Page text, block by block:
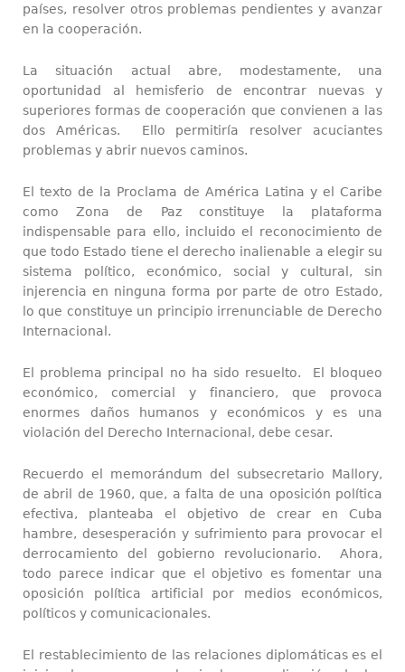
países, resolver otros problemas pendientes y avanzar
en la cooperación.
La situación actual abre, modestamente, una
oportunidad al hemisferio de encontrar nuevas y
superiores formas de cooperación que convienen a las
dos Américas. Ello permitiría resolver acuciantes
problemas y abrir nuevos caminos.
El texto de la Proclama de América Latina y el Caribe
como Zona de Paz constituye la plataforma
indispensable para ello, incluido el reconocimiento de
que todo Estado tiene el derecho inalienable a elegir su
sistema político, económico, social y cultural, sin
injerencia en ninguna forma por parte de otro Estado,
lo que constituye un principio irrenunciable de Derecho
Internacional.
El problema principal no ha sido resuelto. El bloqueo
económico, comercial y financiero, que provoca
enormes daños humanos y económicos y es una
violación del Derecho Internacional, debe cesar.
Recuerdo el memorándum del subsecretario Mallory,
de abril de 1960, que, a falta de una oposición política
efectiva, planteaba el objetivo de crear en Cuba
hambre, desesperación y sufrimiento para provocar el
derrocamiento del gobierno revolucionario. Ahora,
todo parece indicar que el objetivo es fomentar una
oposición política artificial por medios económicos,
políticos y comunicacionales.
El restablecimiento de las relaciones diplomáticas es el